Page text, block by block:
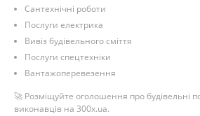
Сантехнічні роботи
Послуги електрика
Вивіз будівельного сміття
Послуги спецтехніки
Вантажоперевезення
🚀 Розміщуйте оголошення про будівельні
виконавців на 300x.ua.